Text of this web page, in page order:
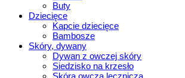
Buty
Dziecięce
Kapcie dziecięce
Bambosze
Skóry, dywany
Dywan z owczej skóry
Siedzisko na krzesło
Skóra owcza lecznicza